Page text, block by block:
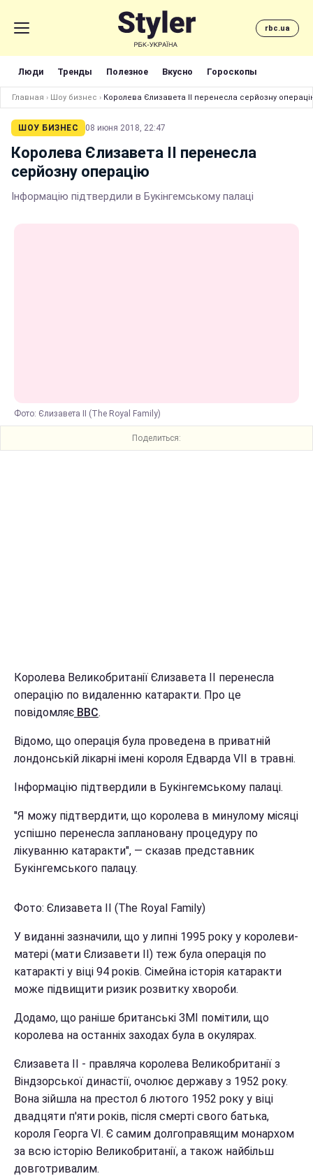
rbc.ua
Люди Тренды Полезное Вкусно Гороскопы
Главная › Шоу бизнес › Королева Єлизавета ІІ перенесла серйозну
ШОУ БИЗНЕС 08 июня 2018, 22:47
Королева Єлизавета ІІ перенесла
серйозну операцію
Інформацію підтвердили в Букінгемському палаці
Фото: Єлизавета ІІ (The Royal Family)
Поделиться:
Королева Великобританії Єлизавета II перенесла
операцію по видаленню катаракти. Про це
повідомляє BBC.
Відомо, що операція була проведена в приватній
лондонській лікарні імені короля Едварда VII в травні.
Інформацію підтвердили в Букінгемському палаці.
"Я можу підтвердити, що королева в минулому місяці
успішно перенесла заплановану процедуру по
лікуванню катаракти", — сказав представник
Букінгемського палацу.
Фото: Єлизавета ІІ (The Royal Family)
У виданні зазначили, що у липні 1995 року у королеви-
матері (мати Єлизавети ІІ) теж була операція по
катаракті у віці 94 років. Сімейна історія катаракти
може підвищити ризик розвитку хвороби.
Додамо, що раніше британські ЗМІ помітили, що
королева на останніх заходах була в окулярах.
Єлизавета II - правляча королева Великобританії з
Віндзорської династії, очолює державу з 1952 року.
Вона зійшла на престол 6 лютого 1952 року у віці
двадцяти п'яти років, після смерті свого батька,
короля Георга VI. Є самим долгоправящим монархом
за всю історію Великобританії, а також найбільш
довготривалим.